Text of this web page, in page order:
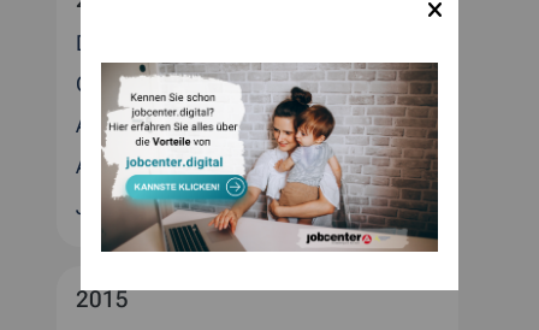
Dezember (5)
Oktober (1)
September (1)
August (4)
Juli (2) Juni (1)
Mai (1)
April (4)
März (2)
Februar (4)
Januar (3)
2015